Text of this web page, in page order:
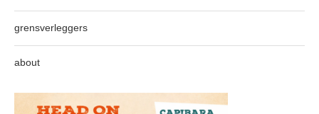
grensverleggers
about